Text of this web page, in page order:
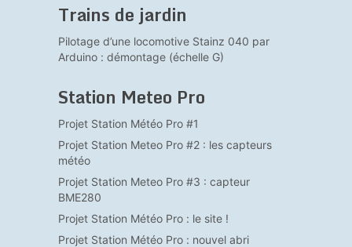
Trains de jardin
Pilotage d’une locomotive Stainz 040 par
Arduino : démontage (échelle G)
Station Meteo Pro
Projet Station Météo Pro #1
Projet Station Meteo Pro #2 : les capteurs
météo
Projet Station Meteo Pro #3 : capteur
BME280
Projet Station Météo Pro : le site !
Projet Station Météo Pro : nouvel abri